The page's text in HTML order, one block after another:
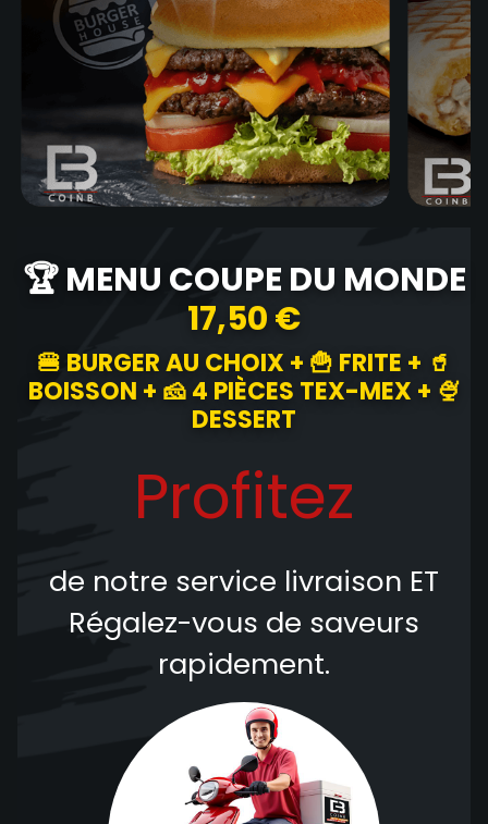
🏆 MENU COUPE DU MONDE
17,50 €
🍔 BURGER AU CHOIX + 🍟 FRITE + 🥤
BOISSON + 🧀 4 PIÈCES TEX-MEX + 🍨
DESSERT
Profitez
de notre service livraison ET
Régalez-vous de saveurs
rapidement.